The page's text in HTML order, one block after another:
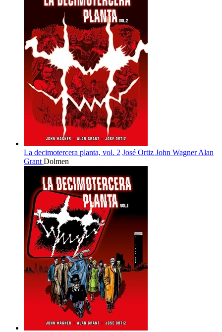
La decimotercera planta, vol. 2 José Ortiz John WagnerAlan
Grant Dolmen